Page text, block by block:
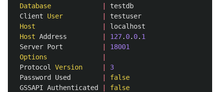
Database
testdb
Client
User
testuser
Host
localhost
Host Address 127. 0. 0. 1
Server Port
18001
Options
Protocol
Version
3
Password
Used
false
GSSAPI Authenticated
false